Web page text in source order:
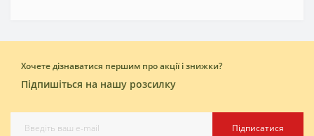
Хочете дізнаватися першим про акції і знижки?
Підпишіться на нашу розсилку
Підписатися